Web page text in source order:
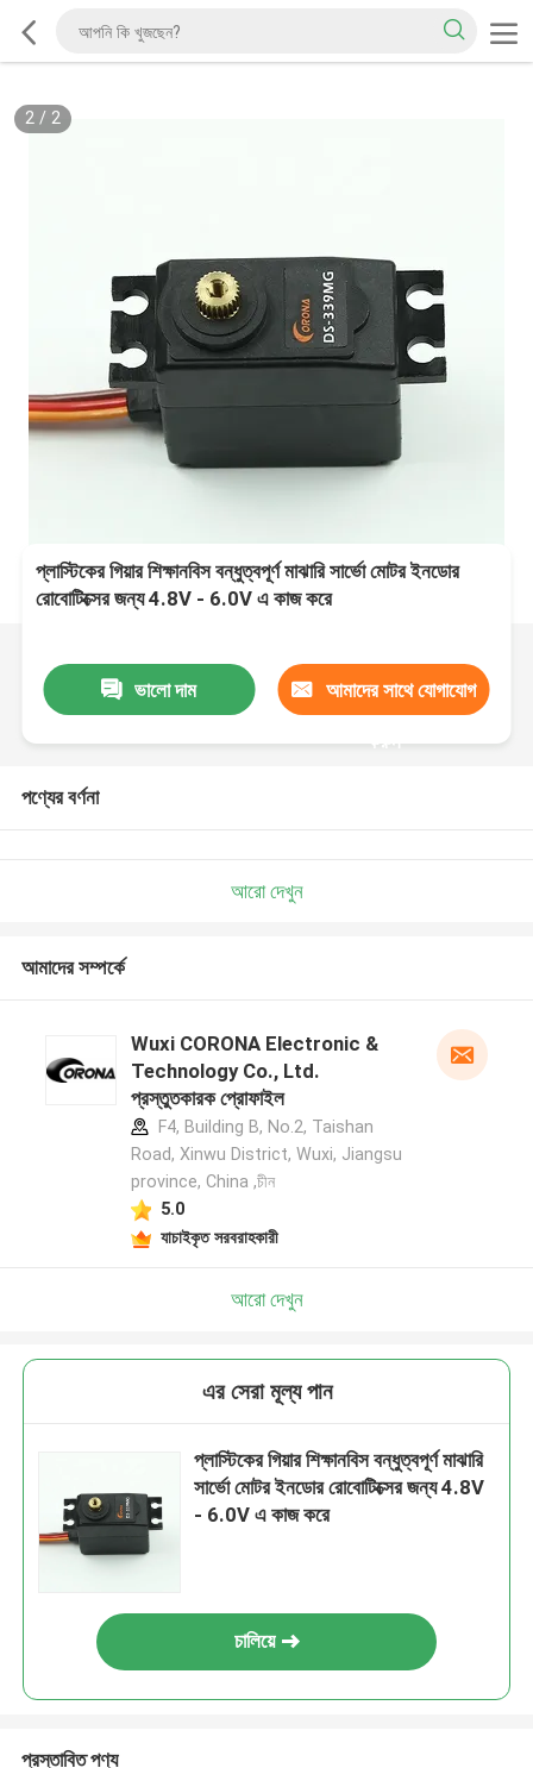
2/ 2
প্লাস্টিকের গিয়ার শিক্ষানবিস বন্ধুত্বপূর্ণ মাঝারি সার্ভো মোটর ইনডোর
রোবোটিক্সের জন্য 4.8V - 6.0V এ কাজ করে
ভালো দাম আমাদের সাথে যোগাযোগ
করুন
পণ্যের বর্ণনা
আরো দেখুন
আমাদের সম্পর্কে
Wuxi CORONA Electronic &
Technology Co., Ltd.
প্রস্তুতকারক প্রোফাইল
F4, Building B, No.2, Taishan
Road, Xinwu District, Wuxi, Jiangsu
province, China ,চীন
5.0
যাচাইকৃত সরবরাহকারী
আরো দেখুন
এর সেরা মূল্য পান
প্লাস্টিকের গিয়ার শিক্ষানবিস বন্ধুত্বপূর্ণ মাঝারি
সার্ভো মোটর ইনডোর রোবোটিক্সের জন্য 4.8V
- 6.0V এ কাজ করে
চালিয়ে
প্রস্তাবিত পণ্য